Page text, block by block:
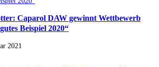
Caparol DAW gewinnt Wettbewerb
Beispiel 2020“
2021